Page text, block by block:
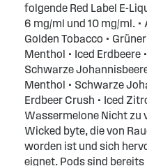
folgende Red Label E-
6 mg/ml und 10 mg/ml. •
Golden Tobacco •
Menthol • Iced Erdbeere
Schwarze
Menthol • Schwarze
Erdbeer Crush • Iced
Wassermelone Nicht zu
Wicked byte, die von
worden ist und sich
eignet. Pods sind